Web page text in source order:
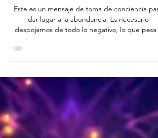
ABUNDANCIA
Este es un mensaje de toma de conciencia para
despojarnos de todo lo negativo, lo que pesa y
nos...